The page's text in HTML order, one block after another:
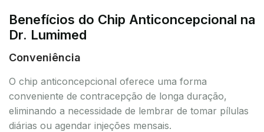
Benefícios do Chip Anticoncepcional na
Dr. Lumimed
Conveniência
O chip anticoncepcional oferece uma forma
conveniente de contracepção de longa duração,
eliminando a necessidade de lembrar de tomar pílulas
diárias ou agendar injeções mensais.